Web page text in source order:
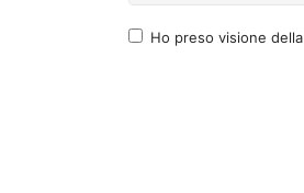
Ho preso visione della